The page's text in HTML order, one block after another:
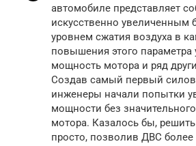
автомобиле представляет
искусственно увеличенным
уровнем сжатия воздуха в
повышения этого параметра
мощность мотора и ряд
Создав самый первый
инженеры начали попытки
мощности без
мотора. Казалось бы, решить
просто, позволив ДВС